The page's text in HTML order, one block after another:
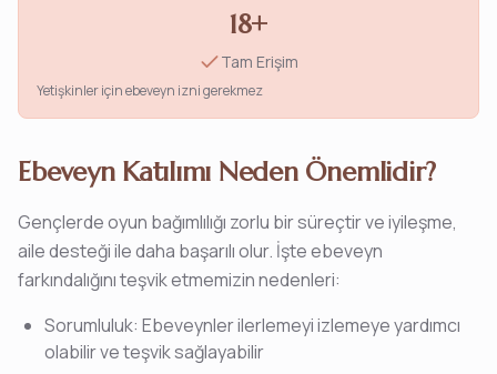
18+
Tam Erişim
Yetişkinler için ebeveyn izni gerekmez
Ebeveyn Katılımı Neden Önemlidir?
Gençlerde oyun bağımlılığı zorlu bir süreçtir ve iyileşme,
aile desteği ile daha başarılı olur. İşte ebeveyn
farkındalığını teşvik etmemizin nedenleri:
Sorumluluk: Ebeveynler ilerlemeyi izlemeye yardımcı
olabilir ve teşvik sağlayabilir